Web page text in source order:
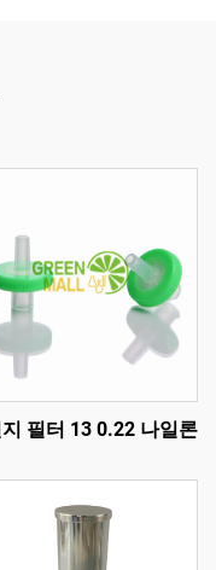
필터 13 0.22 나일론